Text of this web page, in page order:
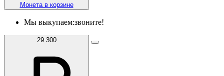
Монета в корзине
Мы выкупаем:звоните!
29 300